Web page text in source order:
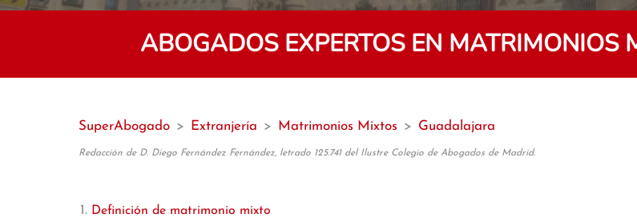
ABOGADOS EXPERTOS EN MATRIMONIOS
SuperAbogado > Extranjería > Matrimonios Mixtos > Guadalajara
Redacción de D. Diego Fernández Fernández, letrado 125.741 del Ilustre Colegio de Abogados de Madrid.
Definición de matrimonio mixto